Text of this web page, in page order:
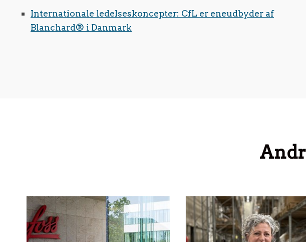
Internationale ledelseskoncepter: CfL er eneudbyder af
Blanchard® i Danmark